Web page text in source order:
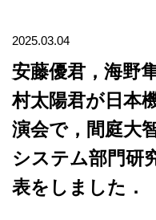
2025.03.04
安藤優君，海野
村太陽君が日本
演会で，間庭大
システム部門研
表をしました．